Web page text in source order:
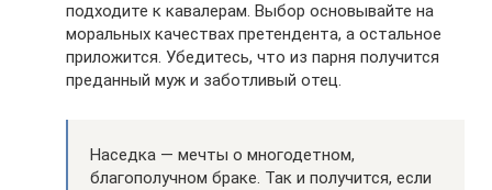
подходите к кавалерам. Выбор основывайте на
моральных качествах претендента, а остальное
приложится. Убедитесь, что из парня получится
преданный муж и заботливый отец.
Наседка — мечты о многодетном,
благополучном браке. Так и получится, если